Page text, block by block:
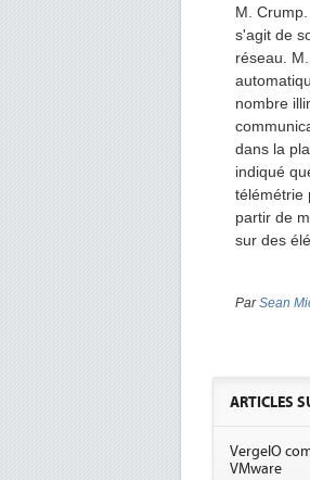
M.
s'agit de
réseau.
nombre
dans la
indiqué
télémétrie
partir de
sur des
ParSean
ARTICLES
VergeIO
VMware